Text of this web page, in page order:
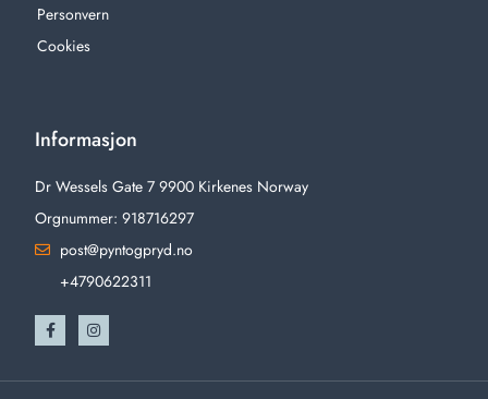
Personvern
Cookies
Informasjon
Dr Wessels Gate 7 9900 Kirkenes Norway
Orgnummer: 918716297
post@pyntogpryd.no
+4790622311